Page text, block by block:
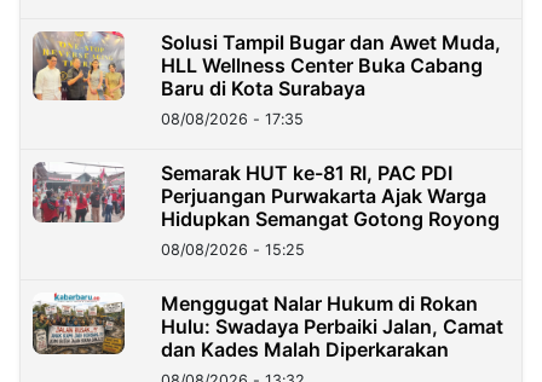
Solusi Tampil Bugar dan Awet Muda,
HLL Wellness Center Buka Cabang
Baru di Kota Surabaya
08/08/2026 - 17:35
Semarak HUT ke-81 RI, PAC PDI
Perjuangan Purwakarta Ajak Warga
Hidupkan Semangat Gotong Royong
08/08/2026 - 15:25
Menggugat Nalar Hukum di Rokan
Hulu: Swadaya Perbaiki Jalan, Camat
dan Kades Malah Diperkarakan